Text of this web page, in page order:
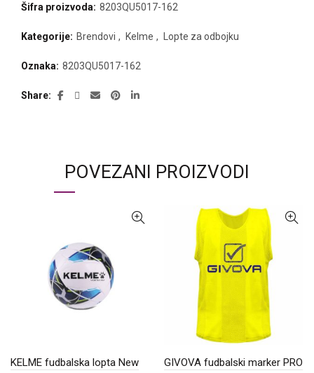
Šifra proizvoda: 8203QU5017-162
Kategorije: Brendovi , Kelme , Lopte za odbojku
Oznaka: 8203QU5017-162
Share
POVEZANI PROIZVODI
KELME fudbalska lopta New
GIVOVA fudbalski marker PRO